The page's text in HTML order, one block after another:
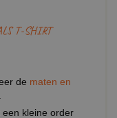
T-SHIRT
de maten en
kleine order